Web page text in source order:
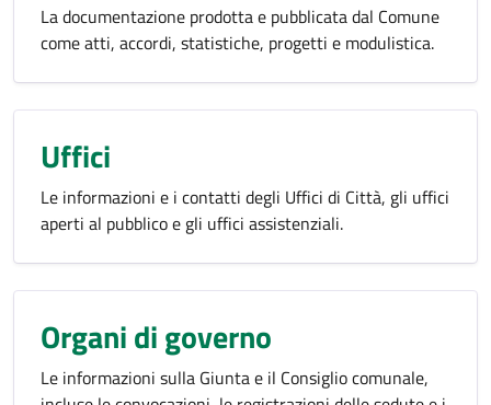
La documentazione prodotta e pubblicata dal Comune
come atti, accordi, statistiche, progetti e modulistica.
Uffici
Le informazioni e i contatti degli Uffici di Città, gli uffici
aperti al pubblico e gli uffici assistenziali.
Organi di governo
Le informazioni sulla Giunta e il Consiglio comunale,